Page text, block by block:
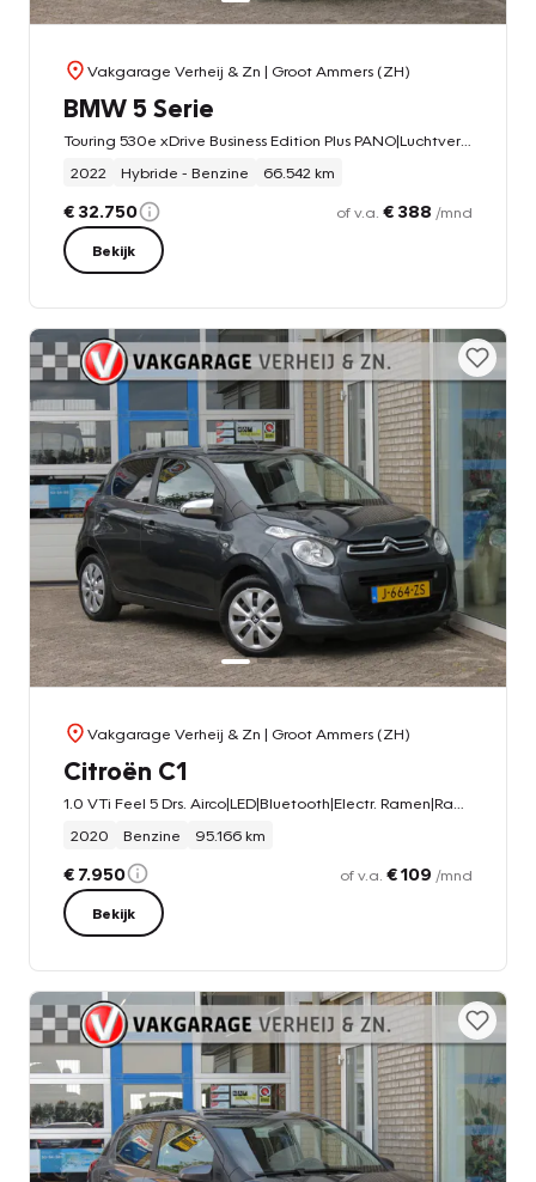
Vakgarage Verheij & Zn | Groot Ammers (ZH)
BMW 5 Serie
2022
Hybride - Benzine 66.542 km
€ 32.750 of v.a. € 388 /mnd
Bekijk
Vakgarage Verheij & Zn | Groot Ammers (ZH)
Citroën C1
2020
Benzine 95.166 km
€ 7.950 of v.a. € 109 /mnd
Bekijk